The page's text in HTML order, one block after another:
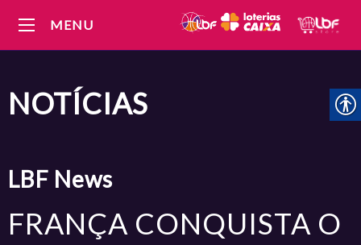
MENU
NOTÍCIAS
LBF News
FRANÇA CONQUISTA O